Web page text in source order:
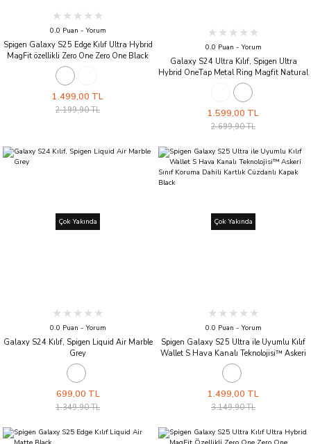
0.0 Puan - Yorum
Spigen Galaxy S25 Edge Kılıf Ultra Hybrid
MagFit özellikli Zero One Zero One Black
1.499,00 TL
2.199,90 TL
0.0 Puan - Yorum
Galaxy S24 Ultra Kılıf, Spigen Ultra
Hybrid OneTap Metal Ring Magfit Natural
Titanium
1.599,00 TL
2.699,90 TL
Çok Yakında
0.0 Puan - Yorum
Galaxy S24 Kılıf, Spigen Liquid Air Marble
Grey
699,00 TL
1.349,90 TL
Çok Yakında
0.0 Puan - Yorum
Spigen Galaxy S25 Ultra ile Uyumlu Kılıf
Wallet S Hava Kanalı Teknolojisi™ Askeri
Sınıf Koruma Dahili Kartlık Cüzdanlı
Kapak Black
1.499,00 TL
3.149,90 TL